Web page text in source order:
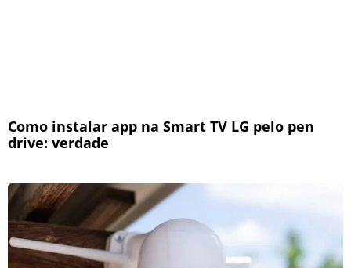
Como instalar app na Smart TV LG pelo pen
drive: verdade